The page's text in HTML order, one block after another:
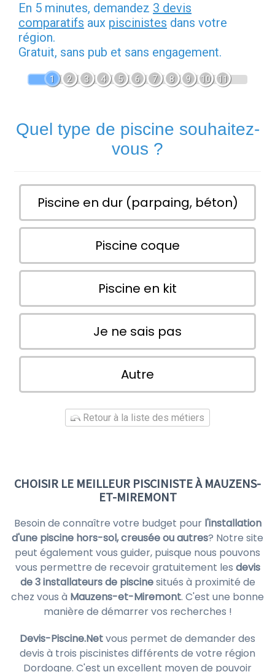
En 5 minutes, demandez 3 devis
comparatifs aux piscinistes dans votre
région.
Gratuit, sans pub et sans engagement.
1 2 3 4 5 6 7 8 9 10 11
Quel type de piscine souhaitez-
vous ?
Piscine en dur (parpaing, béton)
Piscine coque
Piscine en kit
Je ne sais pas
Autre
Retour à la liste des métiers
CHOISIR LE MEILLEUR PISCINISTE À MAUZENS-
ET-MIREMONT
Besoin de connaître votre budget pour l'installation
d'une piscine hors-sol, creusée ou autres? Notre site
peut également vous guider, puisque nous pouvons
vous permettre de recevoir gratuitement les devis
de 3 installateurs de piscinesitués à proximité de
chez vous à Mauzens-et-Miremont. C'est une bonne
manière de démarrer vos recherches !
Devis-Piscine.Netvous permet de demander des
devis à trois piscinistes différents de votre région
Dordogne. C'est un excellent moyen de pouvoir